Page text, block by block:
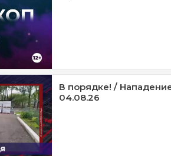
В порядке! /
04.08.26